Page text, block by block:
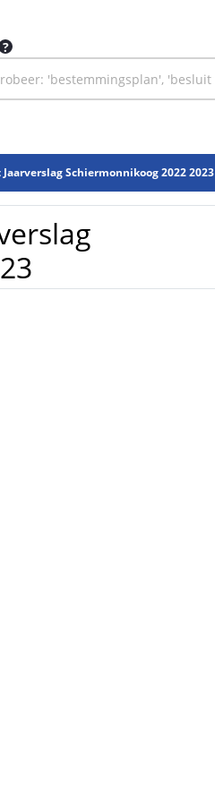
Jaarverslag Schiermonnikoog 2022 2023